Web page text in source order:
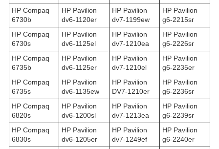
HP Compaq
6730b
HP Pavilion
dv6-1120er
HP Pavilion
dv7-1199ew
HP Pavilion
g6-2215sr
HP Compaq
6730s
HP Pavilion
dv6-1125el
HP Pavilion
dv7-1210ea
HP Pavilion
g6-2226sr
HP Compaq
6735b
HP Pavilion
dv6-1125er
HP Pavilion
dv7-1210el
HP Pavilion
g6-2235er
HP Compaq
6735s
HP Pavilion
dv6-1135ew
HP Pavilion
DV7-1210er
HP Pavilion
g6-2236sr
HP Compaq
6820s
HP Pavilion
dv6-1200sl
HP Pavilion
dv7-1213ea
HP Pavilion
g6-2239sr
HP Compaq
6830s
HP Pavilion
dv6-1205er
HP Pavilion
dv7-1249ef
HP Pavilion
g6-2240er